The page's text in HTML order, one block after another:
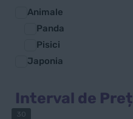
Animale
Panda
Pisici
Japonia
Interval de Preț
30